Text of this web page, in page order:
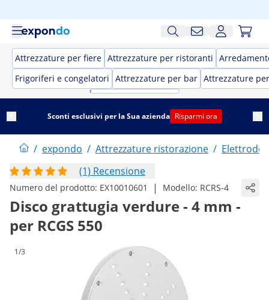
Attrezzature per fiere Attrezzature per ristoranti
Frigoriferi e congelatori Attrezzature per bar Attrezzature
Sconti esclusivi per la Sua azienda Risparmi ora
/ expondo / Attrezzature ristorazione /
(1) Recensione
Numero del prodotto: EX10010601 | Modello: RCRS-4
Disco grattugia verdure - 4 mm -
per RCGS 550
1/3